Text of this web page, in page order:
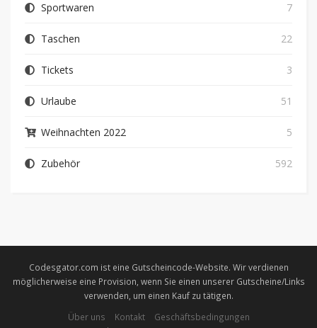
Sportwaren 7
Taschen 22
Tickets 3
Urlaube 51
Weihnachten 2022 5
Zubehör 592
Codesgator.com ist eine Gutscheincode-Website. Wir verdienen
möglicherweise eine Provision, wenn Sie einen unserer Gutscheine/Links
verwenden, um einen Kauf zu tätigen.
Über uns
Kontakt
Geschäftsbedingungen